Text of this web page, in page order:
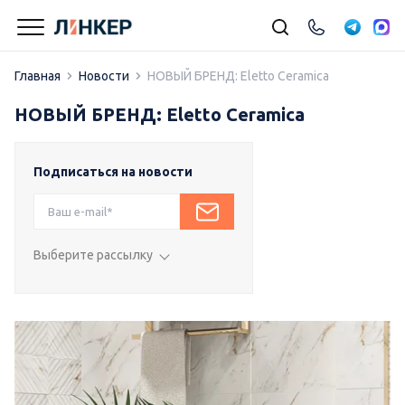
Главная Новости НОВЫЙ БРЕНД: Eletto Ceramica
НОВЫЙ БРЕНД: Eletto Ceramica
Подписаться на новости
Выберите рассылку